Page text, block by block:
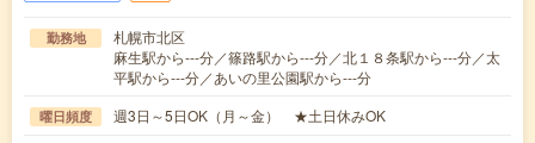
勤務地
札幌市北区
麻生駅から---分／篠路駅から---分／北１８条駅から---分／太
平駅から---分／あいの里公園駅から---分
曜日頻度 週3日～5日OK（月～金） ★土日休みOK